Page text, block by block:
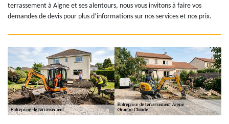
terrassement à Aigne et ses alentours, nous vous invitons à faire vos
demandes de devis pour plus d’informations sur nos services et nos prix.